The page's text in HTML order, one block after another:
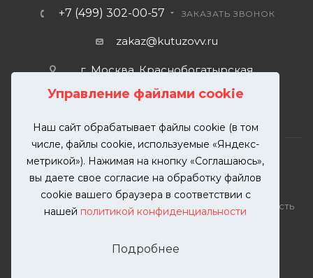
Управление файлами cookie
Наш сайт обрабатывает файлы cookie (в том
числе, файлы cookie, используемые «Яндекс-
метрикой»). Нажимая на кнопку «Соглашаюсь»,
вы даете свое согласие на обработку файлов
cookie вашего браузера в соответствии с
нашей политикой конфиденциальности
Подробнее
+7 (499) 302-00-57 ЗАКАЗАТЬ ЗВОНОК
zakaz@kutuzovv.ru
г. Москва, Краснобогатырская
2026 © KUTUZOVV | Кузовной ремонт и покраска
автомобилей. Вся информация на сайте – собственность
разрешения запрещена. Все права защищены.